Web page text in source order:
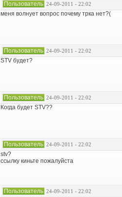
Пользователь 24-09-2011 - 22:02
меня волнует вопрос почему трка нет?(
Пользователь 24-09-2011 - 22:02
STV будет?
Пользователь 24-09-2011 - 22:02
Когда будет STV??
Пользователь 24-09-2011 - 22:02
stv?
ссылку киньте пожалуйста
Пользователь 24-09-2011 - 22:02